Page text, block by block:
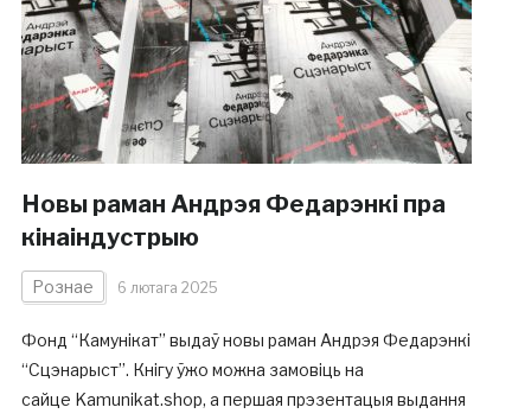
Новы раман Андрэя Федарэнкі пра
кінаіндустрыю
Рознае 6 лютага 2025
Фонд “Камунікат” выдаў новы раман Андрэя Федарэнкі
“Сцэнарыст”. Кнігу ўжо можна замовіць на
сайце Kamunikat.shop, а першая прэзентацыя выдання